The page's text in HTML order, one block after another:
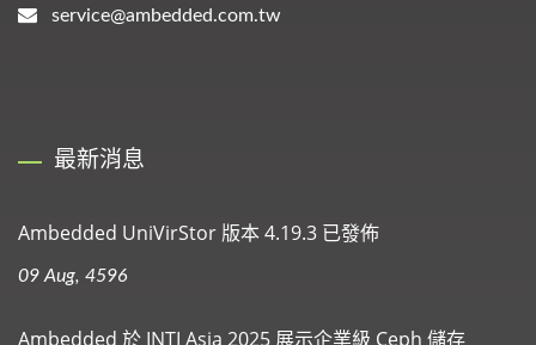
service@ambedded.com.tw
最新消息
Ambedded UniVirStor 版本 4.19.3 已發佈
09 Aug, 4596
Ambedded 於 INTI Asia 2025 展示企業級 Ceph 儲存